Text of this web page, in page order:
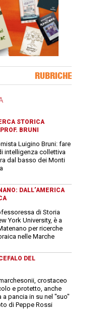
RUBRICHE
STORICA
BRUNI
Luigino Bruni: fare
intelligenza collettiva
dal basso dei Monti
DALL’AMERICA
di Storia
York University, è a
per ricerche
nelle Marche
DEL
crostaceo
e protetto, anche
pancia in su nel "suo"
di Peppe Rossi